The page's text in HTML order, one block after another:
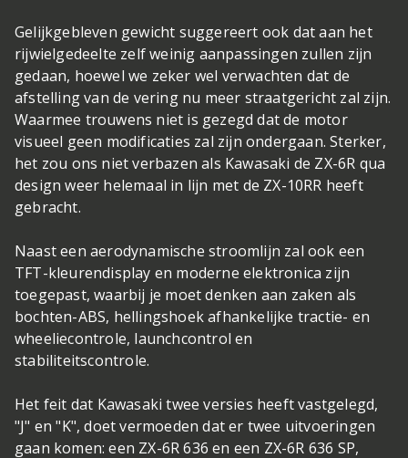
Gelijkgebleven gewicht suggereert ook dat aan het
rijwielgedeelte zelf weinig aanpassingen zullen zijn
gedaan, hoewel we zeker wel verwachten dat de
afstelling van de vering nu meer straatgericht zal zijn.
Waarmee trouwens niet is gezegd dat de motor
visueel geen modificaties zal zijn ondergaan. Sterker,
het zou ons niet verbazen als Kawasaki de ZX-6R qua
design weer helemaal in lijn met de ZX-10RR heeft
gebracht.
Naast een aerodynamische stroomlijn zal ook een
TFT-kleurendisplay en moderne elektronica zijn
toegepast, waarbij je moet denken aan zaken als
bochten-ABS, hellingshoek afhankelijke tractie- en
wheeliecontrole, launchcontrol en
stabiliteitscontrole.
Het feit dat Kawasaki twee versies heeft vastgelegd,
"J" en "K", doet vermoeden dat er twee uitvoeringen
gaan komen: een ZX-6R 636 en een ZX-6R 636 SP,